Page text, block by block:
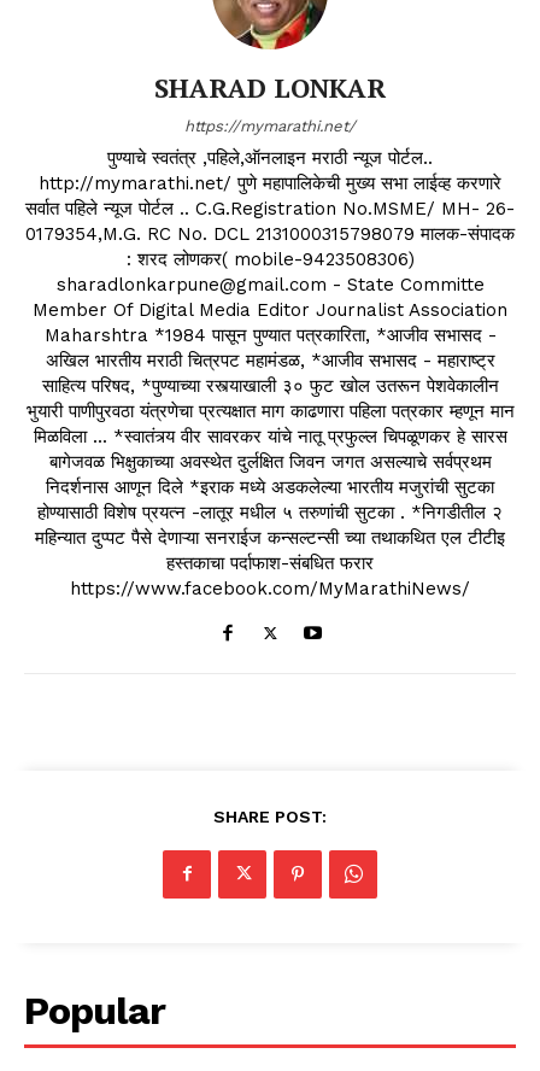
SHARAD LONKAR
https://mymarathi.net/
पुण्याचे स्वतंत्र ,पहिले,ऑनलाइन मराठी न्यूज पोर्टल..
http://mymarathi.net/ पुणे महापालिकेची मुख्य सभा लाईव्ह करणारे
सर्वात पहिले न्यूज पोर्टल .. C.G.Registration No.MSME/ MH- 26-
0179354,M.G. RC No. DCL 2131000315798079 मालक-संपादक
: शरद लोणकर( mobile-9423508306)
sharadlonkarpune@gmail.com - State Committe
Member Of Digital Media Editor Journalist Association
Maharshtra *1984 पासून पुण्यात पत्रकारिता, *आजीव सभासद -
अखिल भारतीय मराठी चित्रपट महामंडळ, *आजीव सभासद - महाराष्ट्र
साहित्य परिषद, *पुण्याच्या रस्त्याखाली ३० फुट खोल उतरून पेशवेकालीन
भुयारी पाणीपुरवठा यंत्रणेचा प्रत्यक्षात माग काढणारा पहिला पत्रकार म्हणून मान
मिळविला ... *स्वातंत्र्य वीर सावरकर यांचे नातू प्रफुल्ल चिपळूणकर हे सारस
बागेजवळ भिक्षुकाच्या अवस्थेत दुर्लक्षित जिवन जगत असल्याचे सर्वप्रथम
निदर्शनास आणून दिले *इराक मध्ये अडकलेल्या भारतीय मजुरांची सुटका
होण्यासाठी विशेष प्रयत्न -लातूर मधील ५ तरुणांची सुटका . *निगडीतील २
महिन्यात दुप्पट पैसे देणाऱ्या सनराईज कन्सल्टन्सी च्या तथाकथित एल टीटीइ
हस्तकाचा पर्दाफाश-संबधित फरार
https://www.facebook.com/MyMarathiNews/
SHARE POST:
Popular